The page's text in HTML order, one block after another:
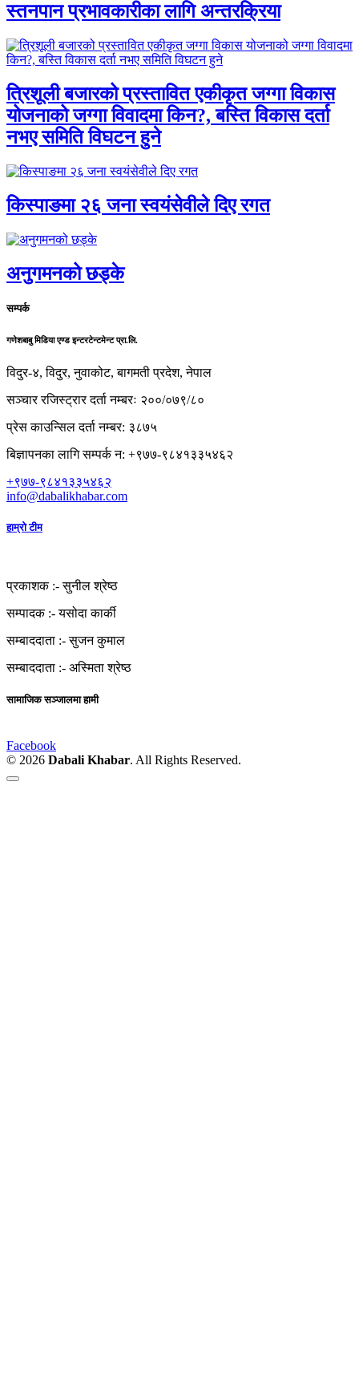
स्तनपान प्रभावकारीका लागि अन्तरक्रिया
त्रिशूली बजारको प्रस्तावित एकीकृत जग्गा विकास
योजनाको जग्गा विवादमा किन?, बस्ति विकास दर्ता
नभए समिति विघटन हुने
किस्पाङमा २६ जना स्वयंसेवीले दिए रगत
अनुगमनको छड्के
सम्पर्क
गणेशबाबु मिडिया एण्ड इन्टरटेन्टमेन्ट प्रा.लि.
विदुर-४, विदुर, नुवाकोट, बागमती प्रदेश, नेपाल
सञ्चार रजिस्ट्रार दर्ता नम्बरः २००/०७९/८०
प्रेस काउन्सिल दर्ता नम्बर: ३८७५
बिज्ञापनका लागि सम्पर्क न: +९७७-९८४१३३५४६२
+९७७-९८४१३३५४६२
info@dabalikhabar.com
हाम्रो टीम
प्रकाशक :-सुनील श्रेष्ठ
सम्पादक :-यसोदा कार्की
सम्बाददाता :-सुजन कुमाल
सम्बाददाता :- अस्मिता श्रेष्ठ
सामाजिक सञ्जालमा हामी
Facebook
© 2026 Dabali Khabar. All Rights Reserved.